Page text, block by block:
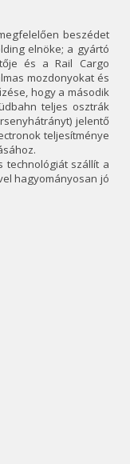
beszédet
elnöke; a gyártó
és a Rail Cargo
mozdonyokat és
hogy a második
teljes osztrák
jelentő
teljesítménye
technológiát szállít a
hagyományosan jó